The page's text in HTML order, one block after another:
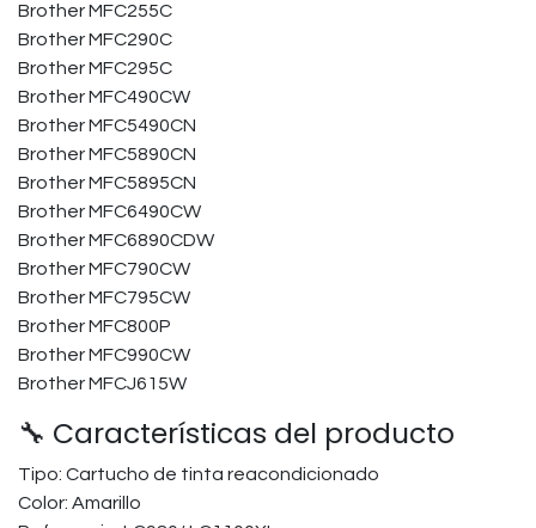
Brother MFC255C
Brother MFC290C
Brother MFC295C
Brother MFC490CW
Brother MFC5490CN
Brother MFC5890CN
Brother MFC5895CN
Brother MFC6490CW
Brother MFC6890CDW
Brother MFC790CW
Brother MFC795CW
Brother MFC800P
Brother MFC990CW
Brother MFCJ615W
🔧 Características del producto
Tipo: Cartucho de tinta reacondicionado
Color: Amarillo